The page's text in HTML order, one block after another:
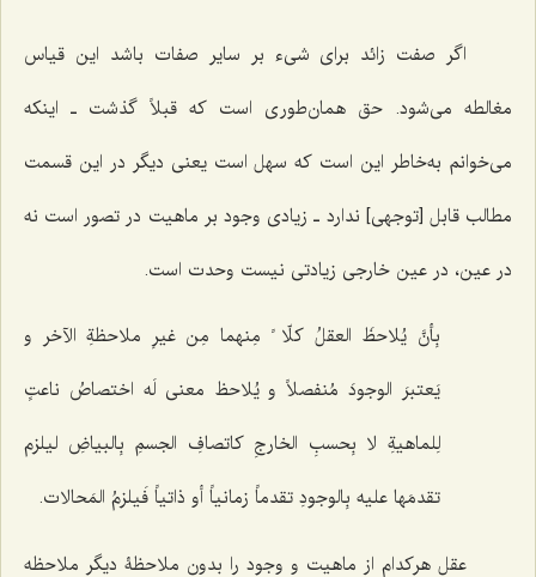
اگر صفت زائد برای شیء بر سایر صفات باشد این قیاس
مغالطه می‌شود. حق همان‌طوری است که قبلاً گذشت ـ اینکه
می‌خوانم به‌خاطر این است که سهل است یعنی دیگر در این قسمت
مطالب قابل [توجهی] ندارد ـ زیادی وجود بر ماهیت در تصور است نه
در عین، در عین خارجی زیادتی نیست وحدت است.
بِأنَّ یُلاحظَ العقلُ کلّا ً مِنهما مِن غیرِ ملاحظةِ الآخر و
یَعتبرَ الوجودَ مُنفصلاً و یُلاحظ معنى لَه اختصاصُ ناعتٍ
لِلماهیةِ لا بِحسبِ الخارجِ کاتصافِ الجسمِ بِالبیاضِ لیلزم
تقدمَها علیه بِالوجودِ تقدماً زمانیاً أو ذاتیاً فَیلزمُ المَحالات.
عقل هرکدام از ماهیت و وجود را بدون ملاحظۀ دیگر ملاحظه